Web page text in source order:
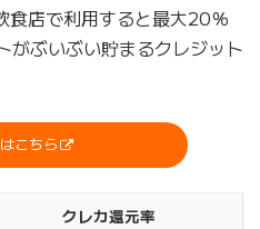
店で利用すると最大20％
がぶいぶい貯まるクレジット
こちら
クレカ還元率